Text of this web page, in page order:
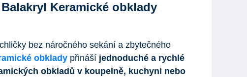
Keramické obklady
bez náročného sekání a zbytečného
obklady přináší jednoduché a rychlé
obkladů v koupelně, kuchyni nebo